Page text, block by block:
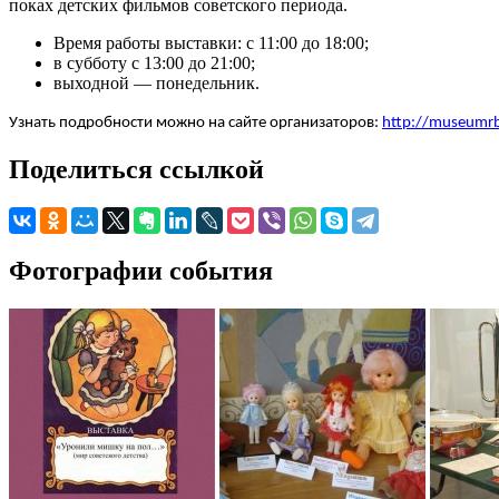
поках детских фильмов советского периода.
Время работы выставки: с 11:00 до 18:00;
в субботу с 13:00 до 21:00;
выходной — понедельник.
Узнать подробности можно на сайте организаторов: http://
Поделиться ссылкой
Фотографии события